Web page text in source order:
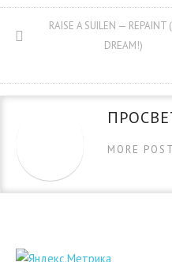
RAISE A SUILEN — REPAINT
DREAM!)
MORE